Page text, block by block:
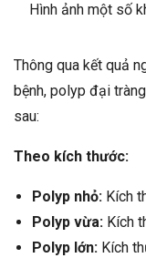
Hình ảnh một số
Thông qua kết quả
bệnh, polyp đại
sau:
Theo kích thước:
Polyp nhỏ: Kích
Polyp vừa: Kích
Polyp lớn: Kích